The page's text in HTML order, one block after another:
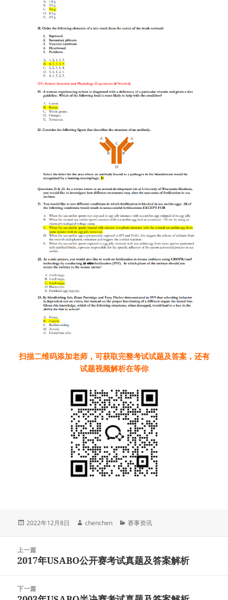
扫描二维码添加老师，可获取完整考试试题及答案，还有
试题视频解析在等你
发
2022年12月8日
作
chenchen
分
赛事资讯
上一篇
上
文
章：
2017年USABO公开赛考试真题及答案解析
下一篇